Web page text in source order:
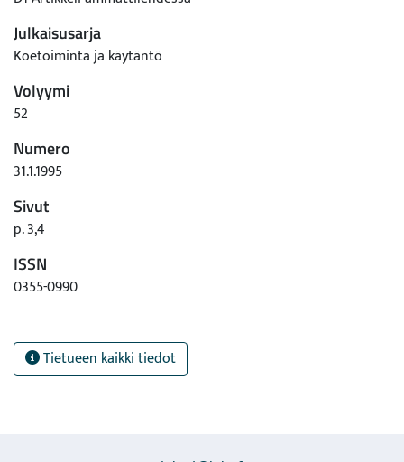
Julkaisusarja
Koetoiminta ja käytäntö
Volyymi
52
Numero
31.1.1995
Sivut
p. 3,4
ISSN
0355-0990
Tietueen kaikki tiedot